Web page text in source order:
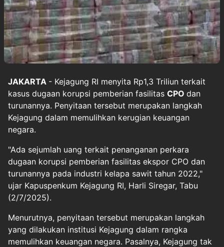
JAKARTA - Kejagung RI menyita Rp1,3 Triliun terkait
kasus dugaan korupsi pemberian fasilitas CPO dan
turunannya. Penyitaan tersebut merupakan langkah
Kejagung dalam memulihkan kerugian keuangan
negara.
"Ada sejumlah uang terkait penanganan perkara
dugaan korupsi pemberian fasilitas ekspor CPO dan
turunannya pada industri kelapa sawit tahun 2022,"
ujar Kapuspenkum Kejagung RI, Harli Siregar, Tabu
(2/7/2025).
Menurutnya, penyitaan tersebut merupakan langkah
yang dilakukan institusi Kejagung dalam rangka
memulihkan keuangan negara. Pasalnya, Kejagung tak